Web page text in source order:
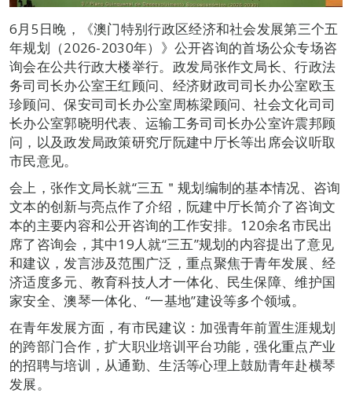
6月5日晚，《澳门特别行政区经济和社会发展第三个五
年规划（2026-2030年）》公开咨询的首场公众专场咨
询会在公共行政大楼举行。政发局张作文局长、行政法
务司司长办公室王红顾问、经济财政司司长办公室欧玉
珍顾问、保安司司长办公室周栋梁顾问、社会文化司司
长办公室郭晓明代表、运输工务司司长办公室许震邦顾
问，以及政发局政策研究厅阮建中厅长等出席会议听取
市民意见。
会上，张作文局长就“三五＂规划编制的基本情况、咨询
文本的创新与亮点作了介绍，阮建中厅长简介了咨询文
本的主要内容和公开咨询的工作安排。120余名市民出
席了咨询会，其中19人就“三五”规划的内容提出了意见
和建议，发言涉及范围广泛，重点聚焦于青年发展、经
济适度多元、教育科技人才一体化、民生保障、维护国
家安全、澳琴一体化、“一基地”建设等多个领域。
在青年发展方面，有市民建议：加强青年前置生涯规划
的跨部门合作，扩大职业培训平台功能，强化重点产业
的招聘与培训，从通勤、生活等心理上鼓励青年赴横琴
发展。